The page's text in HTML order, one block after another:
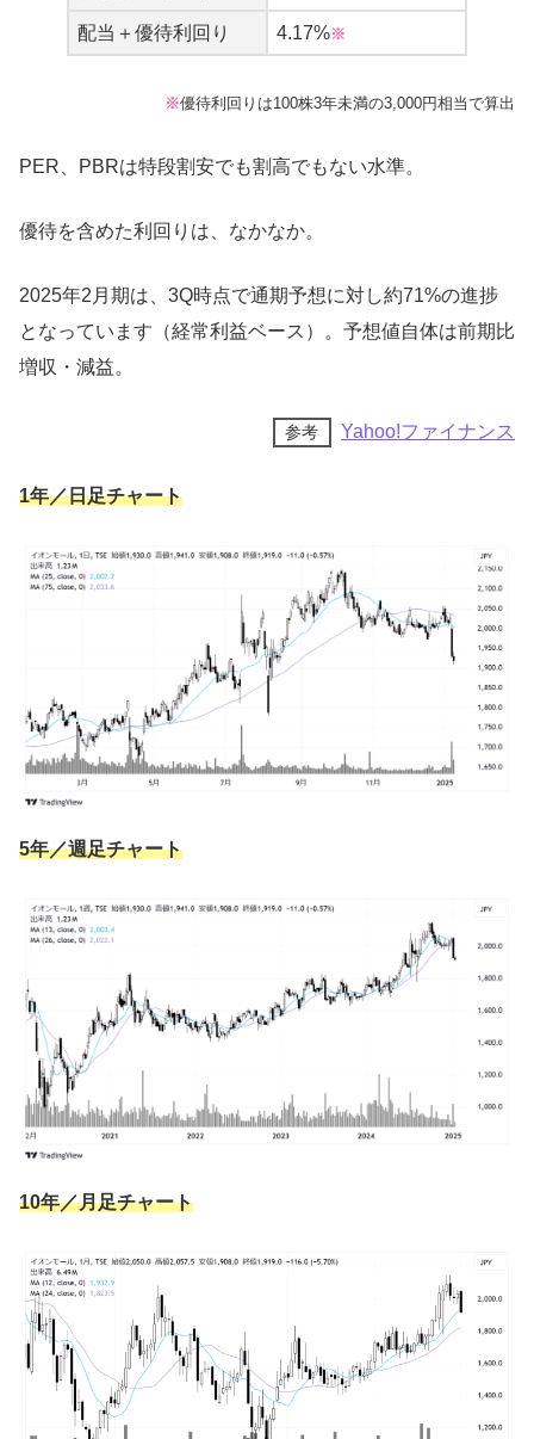
バニ
申込もカンタンだし到着も早くてイイね♪
バニ
申込み忘れると「イオンギフトカード」に
なるみたい（優）
ラビ
だが、イオンギフトカードで( -`ω-)
配当＋優待利回り 4.17%※
※優待利回りは100株3年未満の3,000円相当で算出
PER、PBRは特段割安でも割高でもない水準。
優待を含めた利回りは、なかなか。
2025年2月期は、3Q時点で通期予想に対し約71%の進捗
となっています（経常利益ベース）。予想値自体は前期比
増収・減益。
参考 Yahoo!ファイナンス
1年／日足チャート
5年／週足チャート
10年／月足チャート